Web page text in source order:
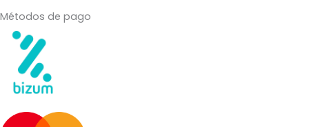
Métodos de pago